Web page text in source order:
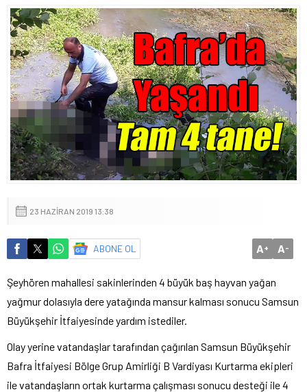
23 HAZIRAN 2019 13:38
ABONE OL A+ A-
Şeyhören mahallesi sakinlerinden 4 büyük baş hayvan yağan
yağmur dolasıyla dere yatağında mansur kalması sonucu Samsun
Büyükşehir İtfaiyesinde yardım istediler.
Olay yerine vatandaşlar tarafından çağırılan Samsun Büyükşehir
Bafra İtfaiyesi Bölge Grup Amirliği B Vardiyası Kurtarma ekipleri
ile vatandaşların ortak kurtarma çalışması sonucu desteği ile 4